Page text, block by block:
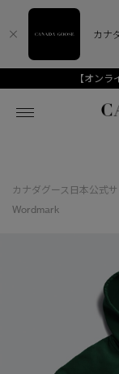
【オン
アン
スプ
ベス
FW26
サマー
ベス
FW26
サマー
キッ
ユー
コレ
ウェ
品の
アー
カナダグース日本公式
Wordmark
カナ